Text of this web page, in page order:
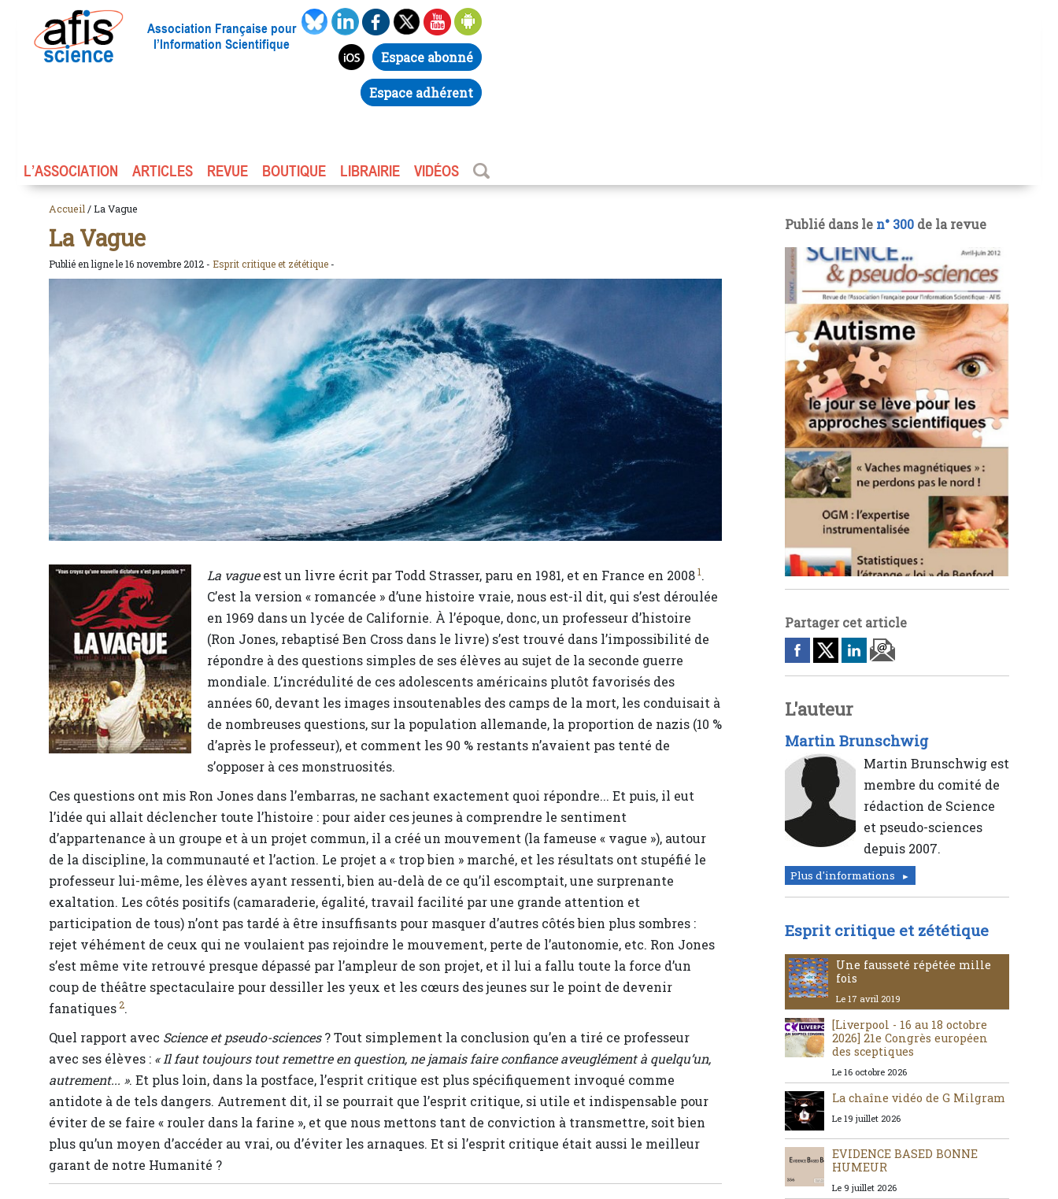
Association Française pour
l’Information Scientifique
Espace abonné
Espace adhérent
L’ASSOCIATION ARTICLES REVUE BOUTIQUE LIBRAIRIE VIDÉOS
Accueil / La Vague
La Vague
Publié en ligne le 16 novembre 2012 - Esprit critique et zététique -
La vagueest un livre écrit par Todd Strasser, paru en 1981, et en France en 20081.
C’est la version « romancée » d’une histoire vraie, nous est-il dit, qui s’est déroulée
en 1969 dans un lycée de Californie. À l’époque, donc, un professeur d’histoire
(Ron Jones, rebaptisé Ben Cross dans le livre) s’est trouvé dans l’impossibilité de
répondre à des questions simples de ses élèves au sujet de la seconde guerre
mondiale. L’incrédulité de ces adolescents américains plutôt favorisés des
années 60, devant les images insoutenables des camps de la mort, les conduisait à
de nombreuses questions, sur la population allemande, la proportion de nazis (10 %
d’après le professeur), et comment les 90 % restants n’avaient pas tenté de
s’opposer à ces monstruosités.
Ces questions ont mis Ron Jones dans l’embarras, ne sachant exactement quoi répondre... Et puis, il eut
l’idée qui allait déclencher toute l’histoire : pour aider ces jeunes à comprendre le sentiment
d’appartenance à un groupe et à un projet commun, il a créé un mouvement (la fameuse « vague »), autour
de la discipline, la communauté et l’action. Le projet a « trop bien » marché, et les résultats ont stupéfié le
professeur lui-même, les élèves ayant ressenti, bien au-delà de ce qu’il escomptait, une surprenante
exaltation. Les côtés positifs (camaraderie, égalité, travail facilité par une grande attention et
participation de tous) n’ont pas tardé à être insuffisants pour masquer d’autres côtés bien plus sombres :
rejet véhément de ceux qui ne voulaient pas rejoindre le mouvement, perte de l’autonomie, etc. Ron Jones
s’est même vite retrouvé presque dépassé par l’ampleur de son projet, et il lui a fallu toute la force d’un
coup de théâtre spectaculaire pour dessiller les yeux et les cœurs des jeunes sur le point de devenir
fanatiques 2.
Quel rapport avec Science et pseudo-sciences? Tout simplement la conclusion qu’en a tiré ce professeur
avec ses élèves : « Il faut toujours tout remettre en question, ne jamais faire confiance aveuglément à quelqu’un,
autrement... ». Et plus loin, dans la postface, l’esprit critique est plus spécifiquement invoqué comme
antidote à de tels dangers. Autrement dit, il se pourrait que l’esprit critique, si utile et indispensable pour
éviter de se faire « rouler dans la farine », et que nous mettons tant de conviction à transmettre, soit bien
plus qu’un moyen d’accéder au vrai, ou d’éviter les arnaques. Et si l’esprit critique était aussi le meilleur
garant de notre Humanité ?
Publié dans le n° 300 de la revue
Partager cet article
L'auteur
Martin Brunschwig
Martin Brunschwig est
membre du comité de
rédaction de Science
et pseudo-sciences
depuis 2007.
Plus d'informations
Esprit critique et zététique
Une fausseté répétée mille
fois
Le 17 avril 2019
[Liverpool - 16 au 18 octobre
2026] 21e Congrès européen
des sceptiques
Le 16 octobre 2026
La chaîne vidéo de G Milgram
Le 19 juillet 2026
EVIDENCE BASED BONNE
HUMEUR
Le 9 juillet 2026